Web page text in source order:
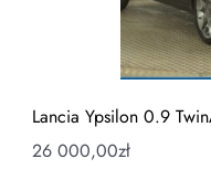
Lancia Ypsilon 0.9
26 000,00zł